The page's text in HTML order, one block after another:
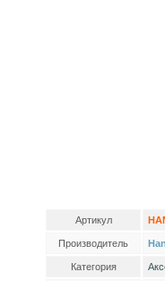
Артикул
Производитель
Категория